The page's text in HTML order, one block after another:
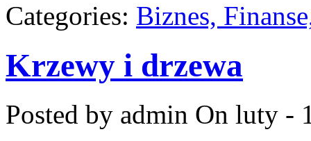
Categories: Biznes,
Krzewy i drzewa
Posted by admin On luty -